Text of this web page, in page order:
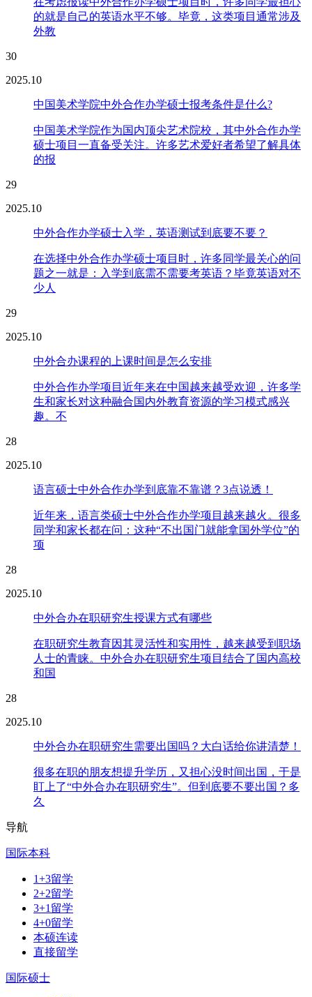
的就是自己的英语水平不够。毕竟，这类项目通常涉及
外教
30
2025.10
中国美术学院中外合作办学硕士报考条件是什么?
中国美术学院作为国内顶尖艺术院校，其中外合作办学
硕士项目一直备受关注。许多艺术爱好者希望了解具体
的报
29
2025.10
中外合作办学硕士入学，英语测试到底要不要？
在选择中外合作办学硕士项目时，许多同学最关心的问
题之一就是：入学到底需不需要考英语？毕竟英语对不
少人
29
2025.10
中外合办课程的上课时间是怎么安排
中外合作办学项目近年来在中国越来越受欢迎，许多学
生和家长对这种融合国内外教育资源的学习模式感兴
趣。不
28
2025.10
语言硕士中外合作办学到底靠不靠谱？3点说透！
近年来，语言类硕士中外合作办学项目越来越火。很多
同学和家长都在问：这种“不出国门就能拿国外学位”的
项
28
2025.10
中外合办在职研究生授课方式有哪些
在职研究生教育因其灵活性和实用性，越来越受到职场
人士的青睐。中外合办在职研究生项目结合了国内高校
和国
28
2025.10
中外合办在职研究生需要出国吗？大白话给你讲清楚！
很多在职的朋友想提升学历，又担心没时间出国，于是
盯上了“中外合办在职研究生”。但到底要不要出国？多
久
导航
国际本科
1+3留学
2+2留学
3+1留学
4+0留学
本硕连读
直接留学
国际硕士